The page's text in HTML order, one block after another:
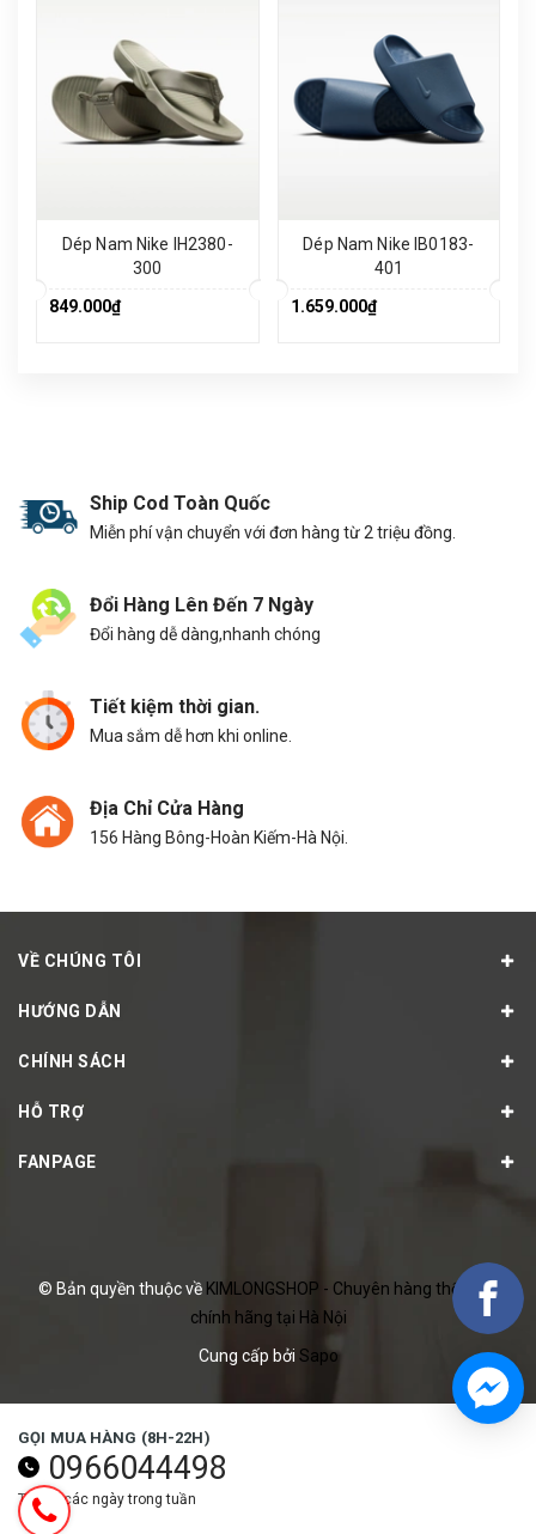
Dép Nam Nike IH2380-
300
849.000₫
Dép Nam Nike IB0183-
401
1.659.000₫
Ship Cod Toàn Quốc
Miễn phí vận chuyển với đơn hàng từ 2 triệu đồng.
Đổi Hàng Lên Đến 7 Ngày
Đổi hàng dễ dàng,nhanh chóng
Tiết kiệm thời gian.
Mua sắm dễ hơn khi online.
Địa Chỉ Cửa Hàng
156 Hàng Bông-Hoàn Kiếm-Hà Nội.
VỀ CHÚNG TÔI
HƯỚNG DẪN
CHÍNH SÁCH
HỖ TRỢ
FANPAGE
© Bản quyền thuộc về KIMLONGSHOP - Chuyên hàng thể thao
chính hãng tại Hà Nội
Cung cấp bởi Sapo
GỌI MUA HÀNG (8H-22H)
0966044498
Tất cả các ngày trong tuần